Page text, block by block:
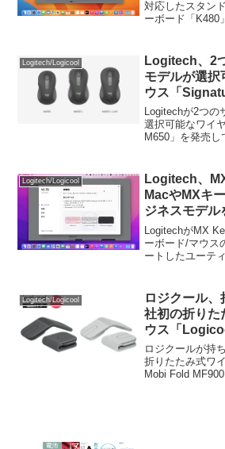
Options+
対応したスタン
ーボード「K480
Logitech/Logicool
Logitech、2
モデルが選択
ウス「
売。
Logitechが2つの
選択可能なワイ
M650」を発売
Logitech/Logicool
Logitech、
MacやMXキ
ジネスモデル
ティリティ
v0.70」をリ
LogitechがMX
ーボード/マウス
ートしたユーテ
Logitech/Logicool
ロジクール、
社初の折りた
ウス「
MF900」を発
ロジクールが持
折りたたみ式ワ
Mobi Fold